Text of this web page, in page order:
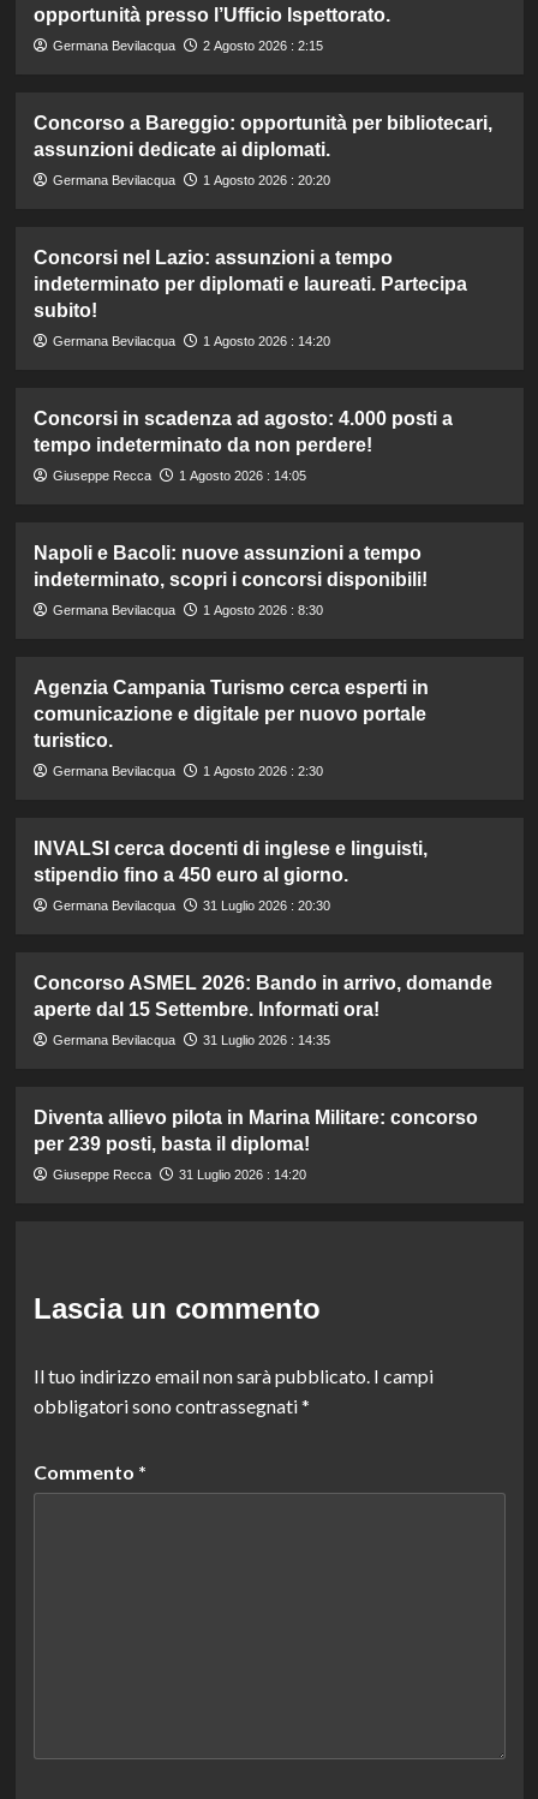
opportunità presso l’Ufficio Ispettorato.
Germana Bevilacqua 2 Agosto 2026 : 2:15
Concorso a Bareggio: opportunità per bibliotecari,
assunzioni dedicate ai diplomati.
Germana Bevilacqua 1 Agosto 2026 : 20:20
Concorsi nel Lazio: assunzioni a tempo
indeterminato per diplomati e laureati. Partecipa
subito!
Germana Bevilacqua 1 Agosto 2026 : 14:20
Concorsi in scadenza ad agosto: 4.000 posti a
tempo indeterminato da non perdere!
Giuseppe Recca 1 Agosto 2026 : 14:05
Napoli e Bacoli: nuove assunzioni a tempo
indeterminato, scopri i concorsi disponibili!
Germana Bevilacqua 1 Agosto 2026 : 8:30
Agenzia Campania Turismo cerca esperti in
comunicazione e digitale per nuovo portale
turistico.
Germana Bevilacqua 1 Agosto 2026 : 2:30
INVALSI cerca docenti di inglese e linguisti,
stipendio fino a 450 euro al giorno.
Germana Bevilacqua 31 Luglio 2026 : 20:30
Concorso ASMEL 2026: Bando in arrivo, domande
aperte dal 15 Settembre. Informati ora!
Germana Bevilacqua 31 Luglio 2026 : 14:35
Diventa allievo pilota in Marina Militare: concorso
per 239 posti, basta il diploma!
Giuseppe Recca 31 Luglio 2026 : 14:20
Lascia un commento
Il tuo indirizzo email non sarà pubblicato. I campi
obbligatori sono contrassegnati*
Commento *